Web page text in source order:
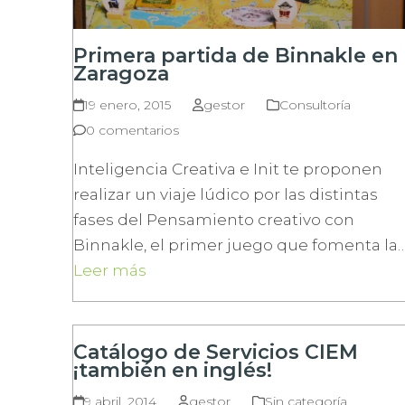
Primera partida de Binnakle en
Zaragoza
19 enero, 2015 gestor
Consultoría
0 comentarios
Inteligencia Creativa e Init te proponen
realizar un viaje lúdico por las distintas
fases del Pensamiento creativo con
Binnakle, el primer juego que fomenta la…
Leer más
Catálogo de Servicios CIEM
¡también en inglés!
9 abril, 2014 gestor Sin categoría